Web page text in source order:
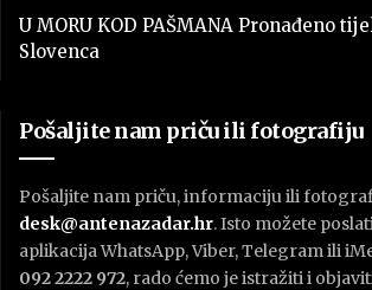
U MORU KOD PAŠMANA Pronađeno
Slovenca
Pošaljite nam priču ili fotografiju
Pošaljite nam priču, informaciju ili
desk@antenazadar.hr. Isto možete
aplikacija WhatsApp, Viber, Telegram ili
092 2222 972, rado ćemo je istražiti i